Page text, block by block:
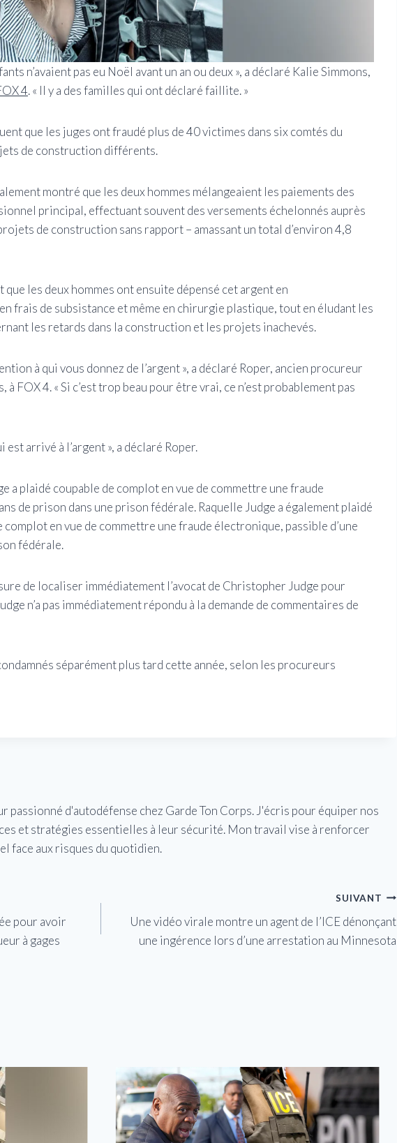
n’avaient pas eu Noël avant un an ou deux », a déclaré Kalie Simmons,
4. « Il y a des familles qui ont déclaré faillite. »
que les juges ont fraudé plus de 40 victimes dans six comtés du
de construction différents.
montré que les deux hommes mélangeaient les paiements des
principal, effectuant souvent des versements échelonnés auprès
de construction sans rapport – amassant un total d’environ 4,8
les deux hommes ont ensuite dépensé cet argent en
frais de subsistance et même en chirurgie plastique, tout en éludant les
les retards dans la construction et les projets inachevés.
à qui vous donnez de l’argent », a déclaré Roper, ancien procureur
FOX 4. « Si c’est trop beau pour être vrai, ce n’est probablement pas
est arrivé à l’argent », a déclaré Roper.
a plaidé coupable de complot en vue de commettre une fraude
de prison dans une prison fédérale. Raquelle Judge a également plaidé
complot en vue de commettre une fraude électronique, passible d’une
fédérale.
de localiser immédiatement l’avocat de Christopher Judge pour
n’a pas immédiatement répondu à la demande de commentaires de
séparément plus tard cette année, selon les procureurs
passionné d'autodéfense chez Garde Ton Corps. J'écris pour équiper nos
et stratégies essentielles à leur sécurité. Mon travail vise à renforcer
face aux risques du quotidien.
pour avoir
à gages
SUIVANT
Une vidéo virale montre un agent de l’ICE dénonçant
une ingérence lors d’une arrestation au Minnesota